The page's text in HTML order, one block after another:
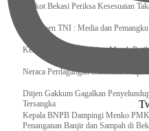
Walkot Bekasi Periksa Kesesuaian
Kapuspen TNI : Media dan
Kemenekraf Ajak Kabinet Merah
Neraca Perdagangan Indonesia
Ditjen Gakkum Gagalkan
Tersangka
Kepala BNPB Dampingi Menko
Penanganan Banjir dan Sampah di